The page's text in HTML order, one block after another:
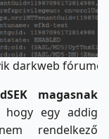
darkweb
magasnak
egy addig
rendelkező